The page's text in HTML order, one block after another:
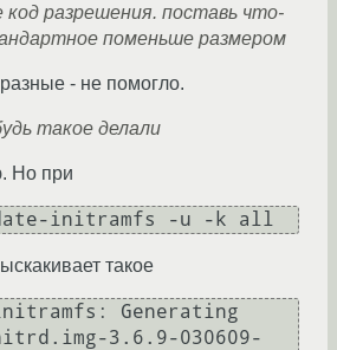
код разрешения. поставь что-
поменьше размером
- не помогло.
такое делали
Но при
initramfs -u -k all
такое
Generating
3.6.9-030609-